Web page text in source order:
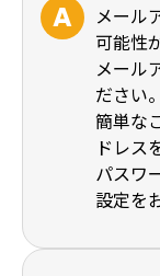
メール
可能性
メール
ださい。
簡単な
ドレス
パスワ
設定を